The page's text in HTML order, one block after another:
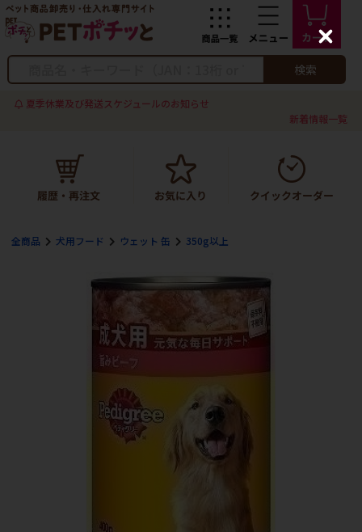
検索
夏季休業及び発送スケジュールのお知らせ
新着情報一覧
全商品 犬用フード ウェット 缶 350g以上
C
l
s